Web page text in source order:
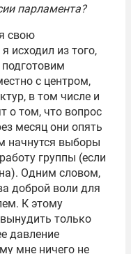
парламента?
свою
исходил из того,
с центром,
в том числе и
о том, что вопрос
месяц они опять
начнутся выборы
группы (если
Одним словом,
доброй воли для
К этому
только
давление
мне ничего не